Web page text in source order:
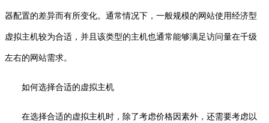
器配置的差异而有所变化。通常情况下，一般规模的网站使用经济型
虚拟主机较为合适，并且该类型的主机也通常能够满足访问量在千级
左右的网站需求。
如何选择合适的虚拟主机
在选择合适的虚拟主机时，除了考虑价格因素外，还需要考虑以